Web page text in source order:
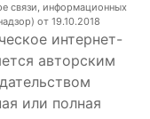
связи, информационных
от 19.10.2018
интернет-
авторским
или полная